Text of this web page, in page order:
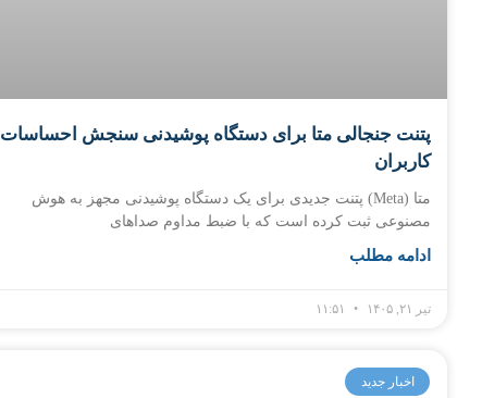
پتنت جنجالی متا برای دستگاه پوشیدنی سنجش احساسات
کاربران
متا (Meta) پتنت جدیدی برای یک دستگاه پوشیدنی مجهز به هوش
مصنوعی ثبت کرده است که با ضبط مداوم صداهای
ادامه مطلب
تیر ۲۱, ۱۴۰۵
اخبار جدید